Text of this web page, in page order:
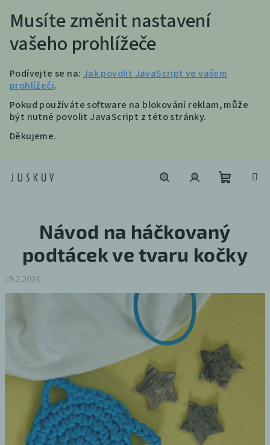
Musíte změnit nastavení
vašeho prohlížeče
Podívejte se na: Jak povolit JavaScript ve vašem
prohlížeči.
Pokud používáte software na blokování reklam, může
být nutné povolit JavaScript z této stránky.
Děkujeme.
košík
Návod na háčkovaný
podtácek ve tvaru kočky
19.2.2024